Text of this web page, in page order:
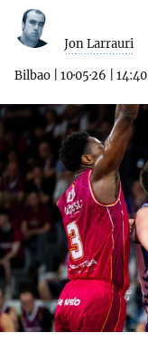
Jon Larrauri
Bilbao 10·05·26 14:40